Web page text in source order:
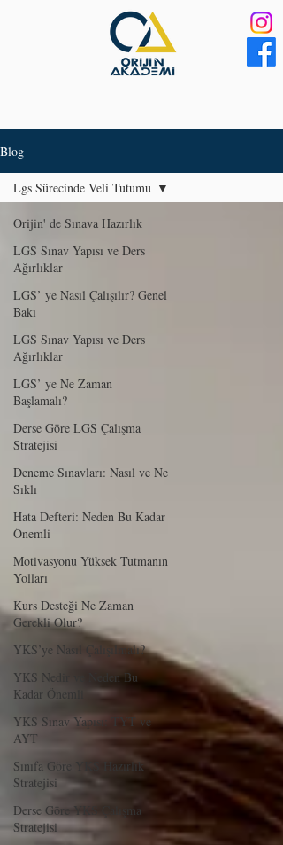
Blog
Orijin' de Sınava Hazırlık
LGS Sınav Yapısı ve Ders
Ağırlıklar
LGS’ ye Nasıl Çalışılır? Genel
Bakı
LGS Sınav Yapısı ve Ders
Ağırlıklar
LGS’ ye Ne Zaman
Başlamalı?
Derse Göre LGS Çalışma
Stratejisi
Deneme Sınavları: Nasıl ve Ne
Sıklı
Hata Defteri: Neden Bu Kadar
Önemli
Motivasyonu Yüksek Tutmanın
Yolları
Kurs Desteği Ne Zaman
Gerekli Olur?
YKS’ye Nasıl Çalışılmalı?
YKS Nedir ve Neden Bu
Kadar Önemli
YKS Sınav Yapısı: TYT ve
AYT
Sınıfa Göre YKS Hazırlık
Stratejisi
Derse Göre YKS Çalışma
Stratejisi
Lgs Sürecinde Veli Tutumu